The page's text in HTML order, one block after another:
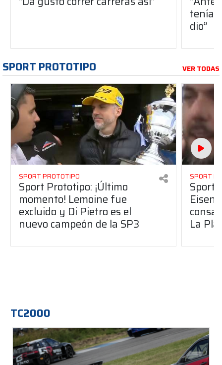
dio”
SPORT PROTOTIPO VER TODAS
SPORT PROTOTIPO
Sport Prototipo: ¡Último
momento! Lemoine fue
excluido y Di Pietro es el
nuevo campeón de la SP3
SPORT
Sport
La
TC2000